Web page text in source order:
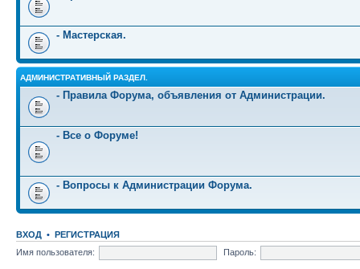
- Мастерская.
АДМИНИСТРАТИВНЫЙ РАЗДЕЛ.
- Правила Форума, объявления от Администрации.
- Все о Форуме!
- Вопросы к Администрации Форума.
ВХОД • РЕГИСТРАЦИЯ
Имя пользователя:
Пароль: